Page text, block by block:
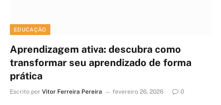
EDUCAÇÃO
Aprendizagem ativa: descubra como
transformar seu aprendizado de forma
prática
Escrito por Vitor Ferreira Pereira fevereiro 26, 2026 0